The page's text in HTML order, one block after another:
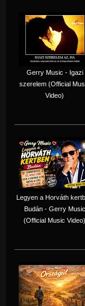
Gerry Music - Igazi
szerelem (Official
Video)
Legyen a Horváth
Budán - Gerry Music
(Official Music Video)